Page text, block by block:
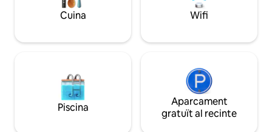
sigui realment inoblidable al centre de
Cuina Wifi
Piscina
Aparcament
gratuït al recinte